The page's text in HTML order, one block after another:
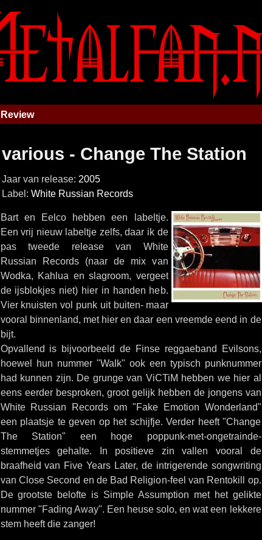
Review
various - Change The Station
Jaar van release: 2005
Label: White Russian Records
Bart en Eelco hebben een labeltje.
Een vrij nieuw labeltje zelfs, daar ik de
pas tweede release van White
Russian Records (naar de mix van
Wodka, Kahlua en slagroom, vergeet
de ijsblokjes niet) hier in handen heb.
Vier knuisten vol punk uit buiten- maar
vooral binnenland, met hier en daar een vreemde eend in de
bijt.
Opvallend is bijvoorbeeld de Finse reggaeband Evilsons,
hoewel hun nummer "Walk" ook een typisch punknummer
had kunnen zijn. De grunge van ViCTiM hebben we hier al
eens eerder besproken, groot gelijk hebben de jongens van
White Russian Records om "Fake Emotion Wonderland"
een plaatsje te geven op het schijfje. Verder heeft "Change
The Station" een hoge poppunk-met-ongetrainde-
stemmetjes gehalte. In positieve zin vallen vooral de
braafheid van Five Years Later, de intrigerende songwriting
van Close Second en de Bad Religion-feel van Rentokill op.
De grootste belofte is Simple Assumption met het gelikte
nummer "Fading Away". Een heuse solo, en wat een lekkere
stem heeft die zanger!